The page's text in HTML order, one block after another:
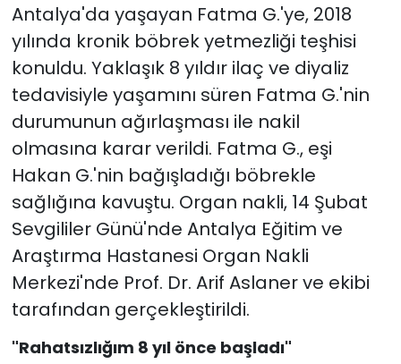
Antalya'da yaşayan Fatma G.'ye, 2018
yılında kronik böbrek yetmezliği teşhisi
konuldu. Yaklaşık 8 yıldır ilaç ve diyaliz
tedavisiyle yaşamını süren Fatma G.'nin
durumunun ağırlaşması ile nakil
olmasına karar verildi. Fatma G., eşi
Hakan G.'nin bağışladığı böbrekle
sağlığına kavuştu. Organ nakli, 14 Şubat
Sevgililer Günü'nde Antalya Eğitim ve
Araştırma Hastanesi Organ Nakli
Merkezi'nde Prof. Dr. Arif Aslaner ve ekibi
tarafından gerçekleştirildi.
"Rahatsızlığım 8 yıl önce başladı"